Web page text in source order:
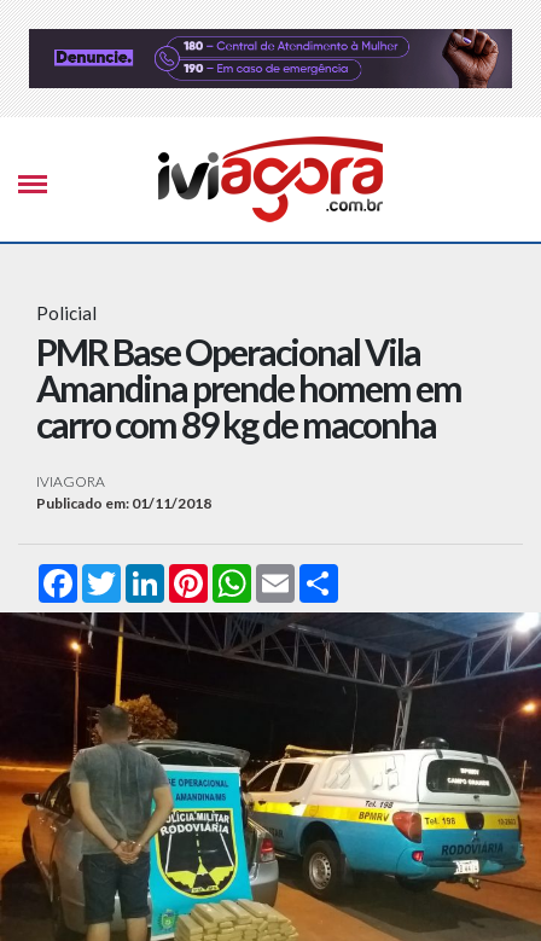
Policial
PMR Base Operacional Vila
Amandina prende homem em
carro com 89 kg de maconha
IVIAGORA
Publicado em: 01/11/2018
FacebookTwitterLinkedInPinterestWhatsApp
Email